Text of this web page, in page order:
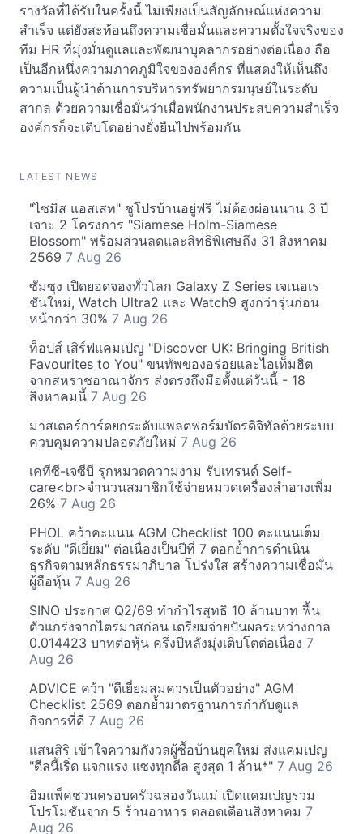
รางวัลที่ได้รับในครั้งนี้ ไม่เพียงเป็นสัญลักษณ์แห่งความ
สำเร็จ แต่ยังสะท้อนถึงความเชื่อมั่นและความตั้งใจจริงของ
ทีม HR ที่มุ่งมั่นดูแลและพัฒนาบุคลากรอย่างต่อเนื่อง ถือ
เป็นอีกหนึ่งความภาคภูมิใจขององค์กร ที่แสดงให้เห็นถึง
ความเป็นผู้นำด้านการบริหารทรัพยากรมนุษย์ในระดับ
สากล ด้วยความเชื่อมั่นว่าเมื่อพนักงานประสบความสำเร็จ
องค์กรก็จะเติบโตอย่างยั่งยืนไปพร้อมกัน
LATEST NEWS
"ไซมิส แอสเสท" ชูโปรบ้านอยู่ฟรี ไม่ต้องผ่อนนาน 3 ปี
เจาะ 2 โครงการ "Siamese Holm-Siamese
Blossom" พร้อมส่วนลดและสิทธิพิเศษถึง 31 สิงหาคม
2569 7 Aug 26
ซัมซุง เปิดยอดจองทั่วโลก Galaxy Z Series เจเนอเร
ชันใหม่, Watch Ultra2 และ Watch9 สูงกว่ารุ่นก่อน
หน้ากว่า 30% 7 Aug 26
ท็อปส์ เสิร์ฟแคมเปญ "Discover UK: Bringing British
Favourites to You" ขนทัพของอร่อยและไอเท็มฮิต
จากสหราชอาณาจักร ส่งตรงถึงมือตั้งแต่วันนี้ - 18
สิงหาคมนี้ 7 Aug 26
มาสเตอร์การ์ดยกระดับแพลตฟอร์มบัตรดิจิทัลด้วยระบบ
ควบคุมความปลอดภัยใหม่ 7 Aug 26
เคทีซี-เจซีบี รุกหมวดความงาม รับเทรนด์ Self-
care<br>จำนวนสมาชิกใช้จ่ายหมวดเครื่องสำอางเพิ่ม
26% 7 Aug 26
PHOL คว้าคะแนน AGM Checklist 100 คะแนนเต็ม
ระดับ "ดีเยี่ยม" ต่อเนื่องเป็นปีที่ 7 ตอกย้ำการดำเนิน
ธุรกิจตามหลักธรรมาภิบาล โปร่งใส สร้างความเชื่อมั่น
ผู้ถือหุ้น 7 Aug 26
SINO ประกาศ Q2/69 ทำกำไรสุทธิ 10 ล้านบาท ฟื้น
ตัวแกร่งจากไตรมาสก่อน เตรียมจ่ายปันผลระหว่างกาล
0.014423 บาทต่อหุ้น ครึ่งปีหลังมุ่งเติบโตต่อเนื่อง 7
Aug 26
ADVICE คว้า "ดีเยี่ยมสมควรเป็นตัวอย่าง" AGM
Checklist 2569 ตอกย้ำมาตรฐานการกำกับดูแล
กิจการที่ดี 7 Aug 26
แสนสิริ เข้าใจความกังวลผู้ซื้อบ้านยุคใหม่ ส่งแคมเปญ
"ดีลนี้เริ่ด แจกแรง แซงทุกดีล สูงสุด 1 ล้าน*" 7 Aug 26
อิมแพ็คชวนครอบครัวฉลองวันแม่ เปิดแคมเปญรวม
โปรโมชันจาก 5 ร้านอาหาร ตลอดเดือนสิงหาคม 7
Aug 26